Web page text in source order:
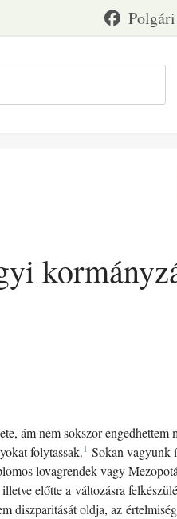
ám nem sokszor engedhettem
folytassak.1 Sokan vagyunk
lovagrendek vagy
előtte a változásra
diszparitását oldja, az